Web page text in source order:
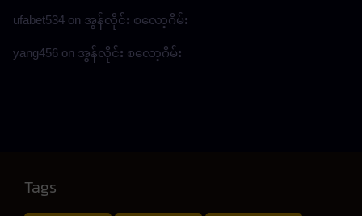
ufabet534 on အွန်လိုင်း စလော့ဂိမ်း
yang456 on အွန်လိုင်း စလော့ဂိမ်း
Tags